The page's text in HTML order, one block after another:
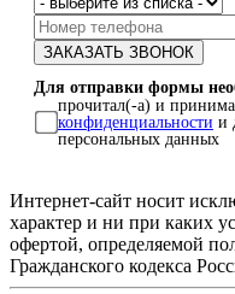
Для отправки формы
прочитал(-а) и
конфиденциальности и
персональных данных
Интернет-сайт носит
характер и ни при каких
офертой, определяемой
Гражданского кодекса